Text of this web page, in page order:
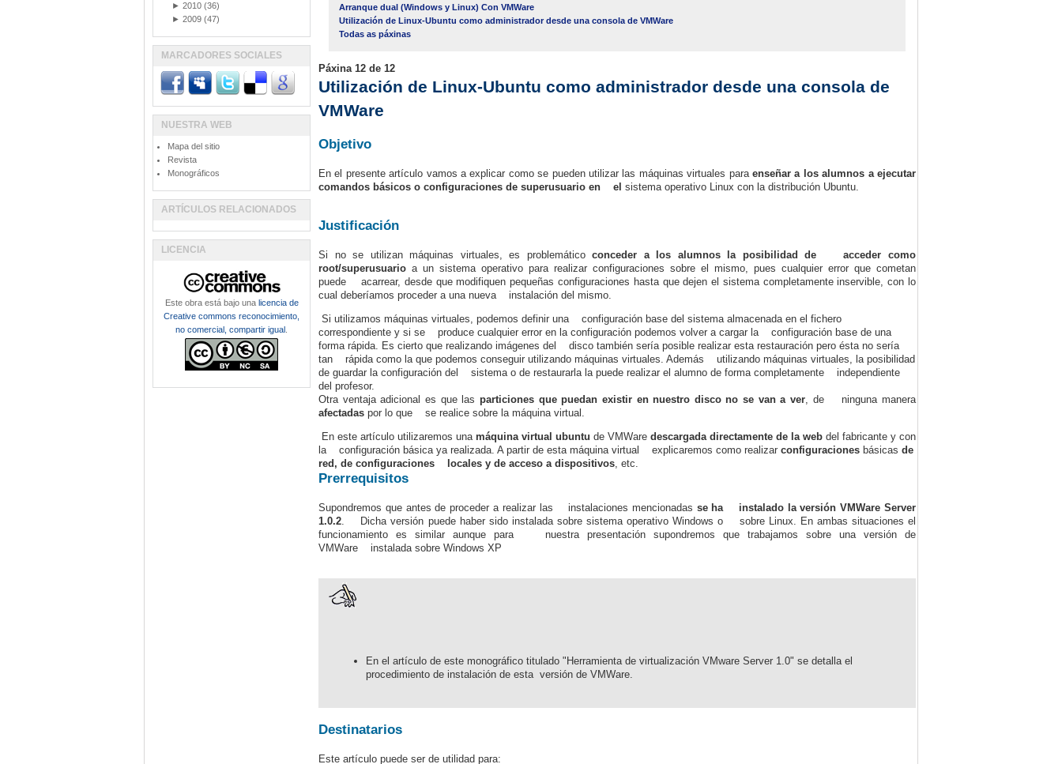
Arranque dual (Windows y Linux) Con VMWare
Utilización de Linux-Ubuntu como administrador desde una consola de VMWare
Todas as páxinas
Páxina 12 de 12
Utilización de Linux-Ubuntu como administrador desde una consola de
VMWare
Objetivo
En el presente artículo vamos a explicar como se pueden utilizar las máquinas virtuales para enseñar a los alumnos a ejecutar
comandos básicos o configuraciones de superusuario en el sistema operativo Linux con la distribución Ubuntu.
Justificación
Si no se utilizan máquinas virtuales, es problemáticoconceder a los alumnos la posibilidad de acceder como
root/superusuario a un sistema operativo para realizar configuraciones sobre el mismo, pues cualquier error que cometan
puede acarrear, desde que modifiquen pequeñas configuraciones hasta que dejen el sistema completamente inservible, con lo
cual deberíamos proceder a una nueva instalación del mismo.
Si utilizamos máquinas virtuales, podemos definir una configuración base del sistema almacenada en el fichero
correspondiente y si se produce cualquier error en la configuración podemos volver a cargar la configuración base de una
forma rápida. Es cierto que realizando imágenes del disco también sería posible realizar esta restauración pero ésta no sería
tan rápida como la que podemos conseguir utilizando máquinas virtuales. Además utilizando máquinas virtuales, la posibilidad
de guardar la configuración del sistema o de restaurarla la puede realizar el alumno de forma completamente independiente
del profesor.
Otra ventaja adicional es que las particiones que puedan existir en nuestro disco no se van a ver, de ninguna manera
afectadas por lo que se realice sobre la máquina virtual.
En este artículo utilizaremos una máquina virtual ubuntu de VMWare descargada directamente de la web del fabricante y con
la configuración básica ya realizada. A partir de esta máquina virtual explicaremos como realizar configuraciones básicas de
red, de configuraciones locales y de acceso a dispositivos, etc.
Prerrequisitos
Supondremos que antes de proceder a realizar las instalaciones mencionadas se ha instalado la versión VMWare Server
1.0.2. Dicha versión puede haber sido instalada sobre sistema operativo Windows o sobre Linux. En ambas situaciones el
funcionamiento es similar aunque para nuestra presentación supondremos que trabajamos sobre una versión de
VMWare instalada sobre Windows XP
En el artículo de este monográfico titulado "Herramienta de virtualización VMware Server 1.0" se detalla el
procedimiento de instalación de esta versión de VMWare.
Destinatarios
Este artículo puede ser de utilidad para:
► 2010 (36)
► 2009 (47)
MARCADORES SOCIALES
NUESTRA WEB
Mapa del sitio
Revista
Monográficos
ARTÍCULOS RELACIONADOS
LICENCIA
Este obra está bajo una licencia de
Creative commons reconocimiento,
no comercial, compartir igual